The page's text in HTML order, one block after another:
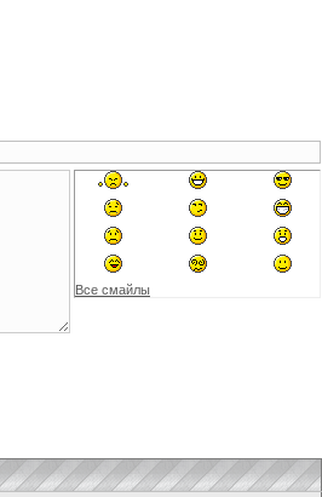
Все смайлы